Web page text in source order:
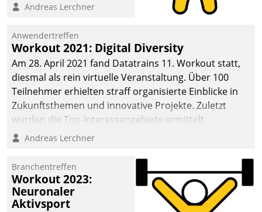
Teilnehmer kurzweilige
Cloud-Strategien und -
Lösungen mit hohem
Zukunftspotenzial.
Andreas Lerchner
Anwendertreffen
Workout 2021: Digital Diversity
Am 28. April 2021 fand Datatrains 11. Workout statt,
diesmal als rein virtuelle Veranstaltung. Über 100
Teilnehmer erhielten straff organisierte Einblicke in
Zukunftsthemen und innovative Projekte. Zuletzt
wurden die Top-Interessengebiete ermittelt.
Andreas Lerchner
Branchentreffen
Workout 2023:
Neuronaler
Aktivsport